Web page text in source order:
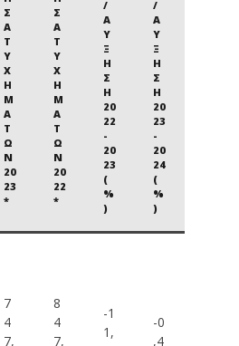
Σ
Α
Τ
Υ
Χ
Η
Μ
Ά
Τ
Ω
Ν
20
23
*
Σ
Α
Τ
Υ
Χ
Η
Μ
Ά
Τ
Ω
Ν
20
22
*
/
Α
Ύ
Ξ
Η
Σ
Η
20
22
-
20
23
(
%
)
/
Α
Ύ
Ξ
Η
Σ
Η
20
23
-
20
24
(
%
)
7
4
7,
8
4
7,
-1
1,
-0
,4